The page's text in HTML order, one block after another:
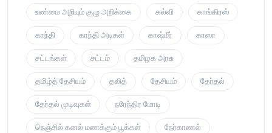
உண்மை அறியும் குழு அறிக்கை கல்வி காங்கிரஸ்
காந்தி காந்தி அடிகள் காஷ்மீர் காஸா
சட்டங்கள் சட்டம் தமிழக அரசு
தமிழ்த் தேசியம் தலித் தேசியம் தேர்தல்
தேர்தல் முடிவுகள் நரேந்திர மோடி
நெஞ்சில் கனல் மணக்கும் பூக்கள் நேர்காணல்